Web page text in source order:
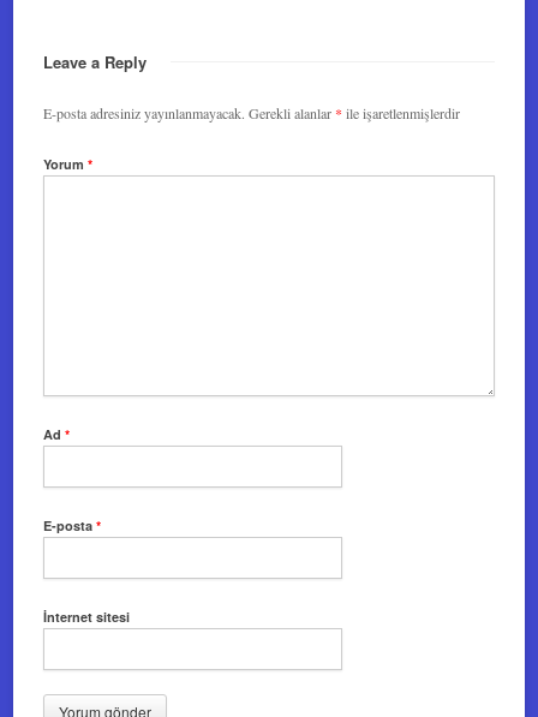
Leave a Reply
E-posta adresiniz yayınlanmayacak. Gerekli alanlar * ile işaretlenmişlerdir
Yorum*
Ad*
E-posta*
İnternet sitesi